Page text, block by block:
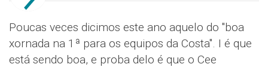
Poucas veces dicimos este ano aquelo do "boa
xornada na 1ª para os equipos da Costa". I é que
está sendo boa, e proba delo é que o Cee